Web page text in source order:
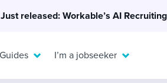
Just released: Workable’s AI
I’m a jobseeker